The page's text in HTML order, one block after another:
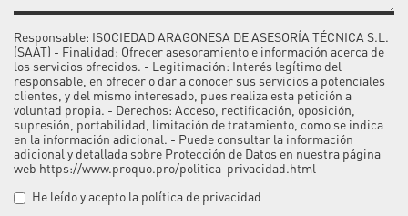
Motivo de la consulta
Responsable: ISOCIEDAD ARAGONESA DE ASESORÍA TÉCNICA S.L.
(SAAT) - Finalidad: Ofrecer asesoramiento e información acerca de
los servicios ofrecidos. - Legitimación: Interés legítimo del
responsable, en ofrecer o dar a conocer sus servicios a potenciales
clientes, y del mismo interesado, pues realiza esta petición a
voluntad propia. - Derechos: Acceso, rectificación, oposición,
supresión, portabilidad, limitación de tratamiento, como se indica
en la información adicional. - Puede consultar la información
adicional y detallada sobre Protección de Datos en nuestra página
web https://www.proquo.pro/politica-privacidad.html
He leído y acepto la política de privacidad